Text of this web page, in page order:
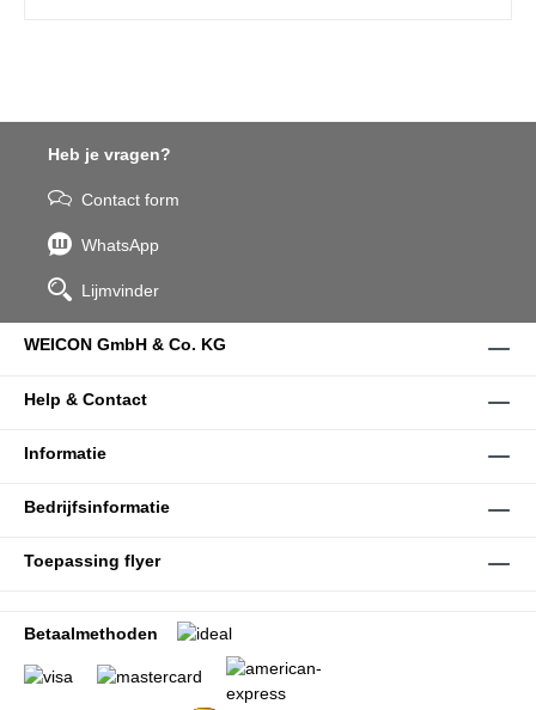
Heb je vragen?
Contact form
WhatsApp
Lijmvinder
WEICON GmbH & Co. KG
Help & Contact
Informatie
Bedrijfsinformatie
Toepassing flyer
Betaalmethoden